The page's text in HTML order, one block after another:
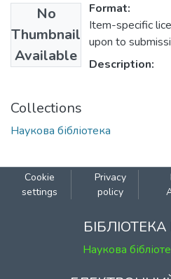
No
Thumbnail
Available
Format:
Item-specific
upon to
Description:
Collections
Наукова бібліотека
Cookie
settings
Privacy
policy
Наукова